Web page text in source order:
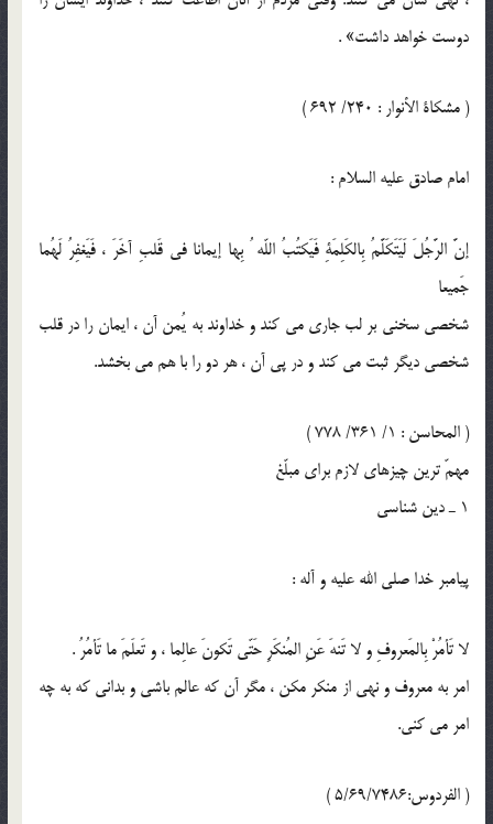
دوست خواهد داشت» .
( مشكاة الأنوار : 240/ 692 )
امام صادق عليه السلام :
إنَّ الرَّجُلَ لَيَتَكَلَّمُ بِالكَلِمَةِ فَيَكتُبُ اللّه ُ بِها إيمانا في قَلبِ آخَرَ ، فَيَغفِرُ لَهُما
جَميعا
شخصى سخنى بر لب جارى مى كند و خداوند به يُمن آن ، ايمان را در قلب
شخصى ديگر ثبت مى كند و در پى آن ، هر دو را با هم مى بخشد.
( المحاسن : 1/ 361/ 778 )
مهمّ ترين چيزهاى لازم براى مبلّغ
1 ـ دين شناسى
پيامبر خدا صلى الله عليه و آله :
لا تَأمُرْ بِالمَعروفِ و لا تَنهَ عَنِ المُنكَرِ حَتّى تَكونَ عالِما ، و تَعلَمَ ما تَأمُرُ .
امر به معروف و نهى از منكر مكن ، مگر آن كه عالم باشى و بدانى كه به چه
امر مى كنى.
( الفردوس:5/69/7486 )